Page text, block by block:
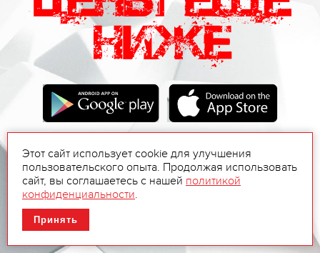
Этот сайт использует cookie для улучшения
пользовательского опыта. Продолжая использовать
сайт, вы соглашаетесь с нашей политикой
конфиденциальности.
Принять